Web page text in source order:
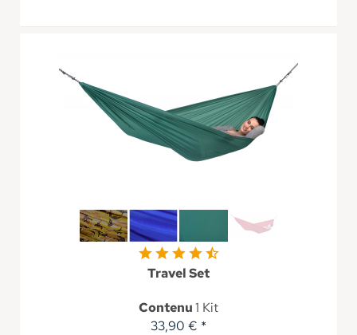
Travel Set
Contenu1 Kit
33,90 € *